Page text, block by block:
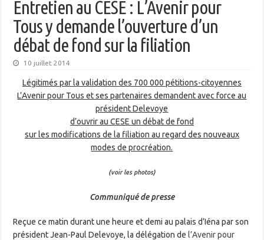
Entretien au CESE : L’Avenir pour
Tous y demande l’ouverture d’un
débat de fond sur la filiation
10 juillet 2014
Légitimés par la validation des 700 000 pétitions-citoyennes
L’Avenir pour Tous et ses partenaires demandent avec force au
président Delevoye
d’ouvrir au CESE un débat de fond
sur les modifications de la filiation au regard des nouveaux
modes de procréation.
(voir les photos)
Communiqué de presse
Reçue ce matin durant une heure et demi au palais d’Iéna par son
président Jean-Paul Delevoye, la délégation de l’Avenir pour